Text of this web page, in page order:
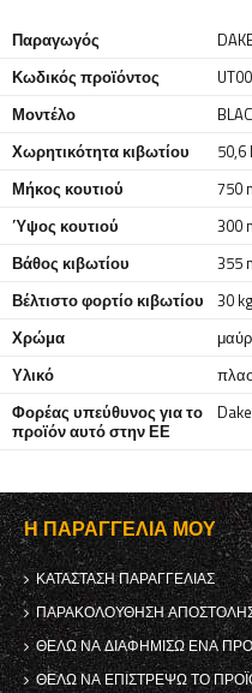
Παραγωγός
Κωδικός προϊόντος
Μοντέλο
Χωρητικότητα κιβωτίου
50,6 l
Μήκος κουτιού
750
Ύψος κουτιού
300
Βάθος κιβωτίου
355
Βέλτιστο φορτίο κιβωτίου
30 kg
Χρώμα
Υλικό
Φορέας υπεύθυνος για το
προϊόν αυτό στην ΕΕ
Η ΠΑΡΑΓΓΕΛΊΑ ΜΟΥ
ΚΑΤΆΣΤΑΣΗ ΠΑΡΑΓΓΕΛΊΑΣ
ΠΑΡΑΚΟΛΟΎΘΗΣΗ
ΘΈΛΩ ΝΑ ΔΙΑΦΗΜΊΣΩ ΈΝΑ
ΘΈΛΩ ΝΑ ΕΠΙΣΤΡΈΨΩ ΤΟ